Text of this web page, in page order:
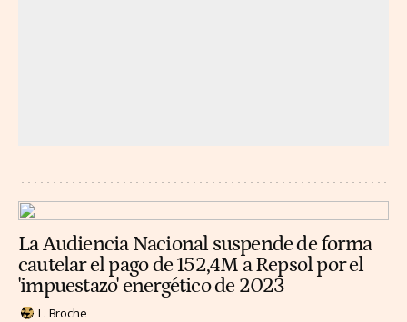
La Audiencia Nacional suspende de forma
cautelar el pago de 152,4M a Repsol por el
'impuestazo' energético de 2023
L. Broche